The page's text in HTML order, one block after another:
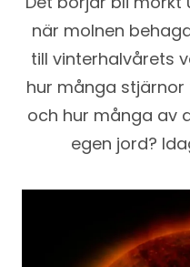
när molnen
till vinterhalvårets
hur många
och hur många av
egen jord?